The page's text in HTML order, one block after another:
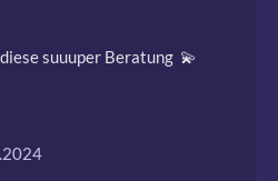
suuuper Beratung  💫